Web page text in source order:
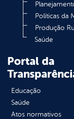
Políticas da
Produção
Saúde
Portal da
Educação
Saúde
Atos normativos